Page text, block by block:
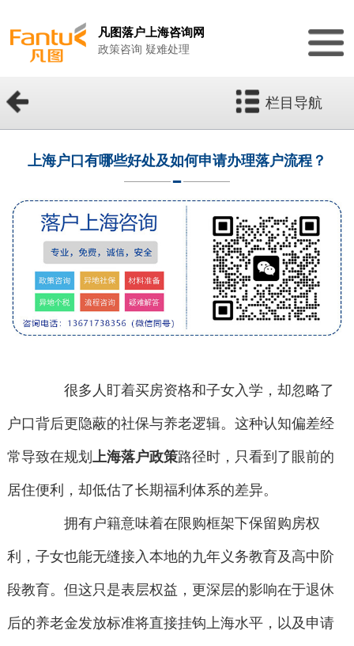
凡图落户上海咨询网
政策咨询 疑难处理
栏目导航
上海户口有哪些好处及如何申请办理落户流程？
很多人盯着买房资格和子女入学，却忽略了
户口背后更隐蔽的社保与养老逻辑。这种认知偏差经
常导致在规划 上海落户政策路径时，只看到了眼前的
居住便利，却低估了长期福利体系的差异。
拥有户籍意味着在限购框架下保留购房权
利，子女也能无缝接入本地的九年义务教育及高中阶
段教育。但这只是表层权益，更深层的影响在于退休
后的养老金发放标准将直接挂钩上海水平，以及申请